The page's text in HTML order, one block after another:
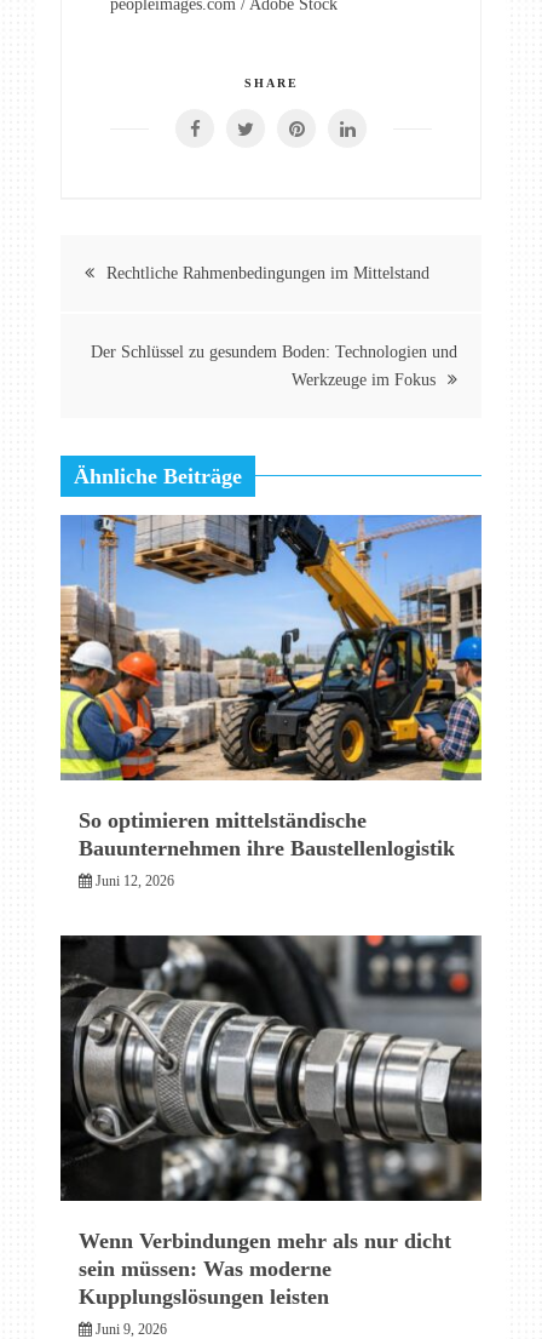
peopleimages.com / Adobe Stock
SHARE
Beitragsnavigation
Rechtliche Rahmenbedingungen im Mittelstand
Der Schlüssel zu gesundem Boden: Technologien und
Werkzeuge im Fokus
Ähnliche Beiträge
So optimieren mittelständische
Bauunternehmen ihre Baustellenlogistik
Juni 12, 2026
Wenn Verbindungen mehr als nur dicht
sein müssen: Was moderne
Kupplungslösungen leisten
Juni 9, 2026